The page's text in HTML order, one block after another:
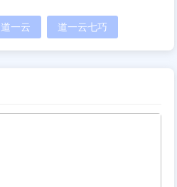
道一云 道一云七巧